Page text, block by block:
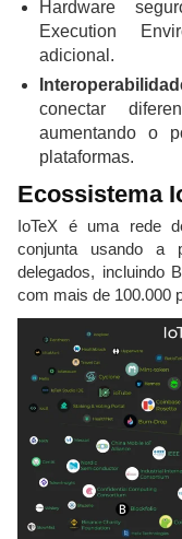
Hardware
Execution
adicional.
conectar
aumentando o
plataformas.
Ecossistema
IoTeX é uma rede
conjunta usando a
delegados, incluindo
com mais de 100.000